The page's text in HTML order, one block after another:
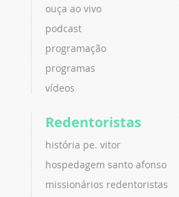
ouça ao vivo
podcast
programação
programas
vídeos
Redentoristas
história pe. vitor
hospedagem santo afonso
missionários redentoristas